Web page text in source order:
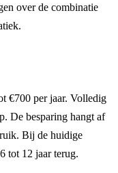
over de combinatie
€700 per jaar. Volledig
De besparing hangt af
Bij de huidige
tot 12 jaar terug.